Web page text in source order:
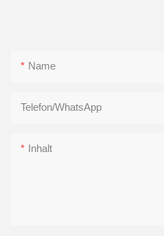
Name
Telefon/WhatsApp
Inhalt